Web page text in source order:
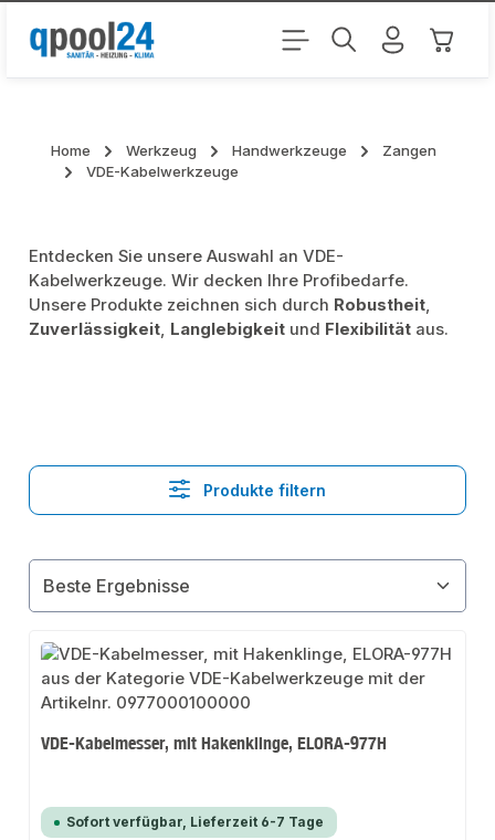
Zum Hauptinhalt springen
Home Werkzeug Handwerkzeuge
Zangen
VDE-Kabelwerkzeuge
Entdecken Sie unsere Auswahl an VDE-
Kabelwerkzeuge. Wir decken Ihre Profibedarfe.
Unsere Produkte zeichnen sich durch Robustheit,
Zuverlässigkeit, Langlebigkeit und Flexibilität aus.
Produkte filtern
VDE-Kabelmesser, mit Hakenklinge, ELORA-977H
Sofort verfügbar, Lieferzeit 6-7 Tage